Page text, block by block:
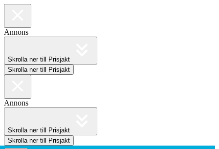
Annons
Skrolla ner till Prisjakt
Skrolla ner till Prisjakt
Annons
Skrolla ner till Prisjakt
Skrolla ner till Prisjakt